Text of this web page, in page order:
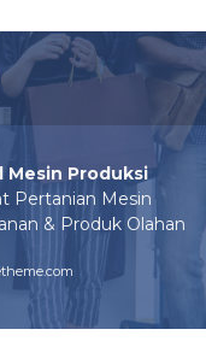
Mesin Produksi
Pertanian Mesin
& Produk Olahan